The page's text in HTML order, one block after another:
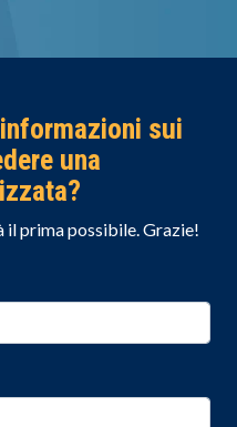
sui
una
prima possibile. Grazie!